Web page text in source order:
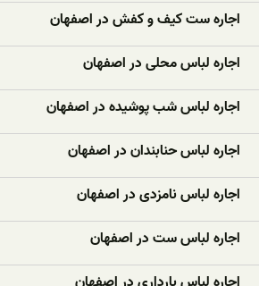
اجاره ست کیف و کفش در اصفهان
اجاره لباس محلی در اصفهان
اجاره لباس شب پوشیده در اصفهان
اجاره لباس حنابندان در اصفهان
اجاره لباس نامزدی در اصفهان
اجاره لباس ست در اصفهان